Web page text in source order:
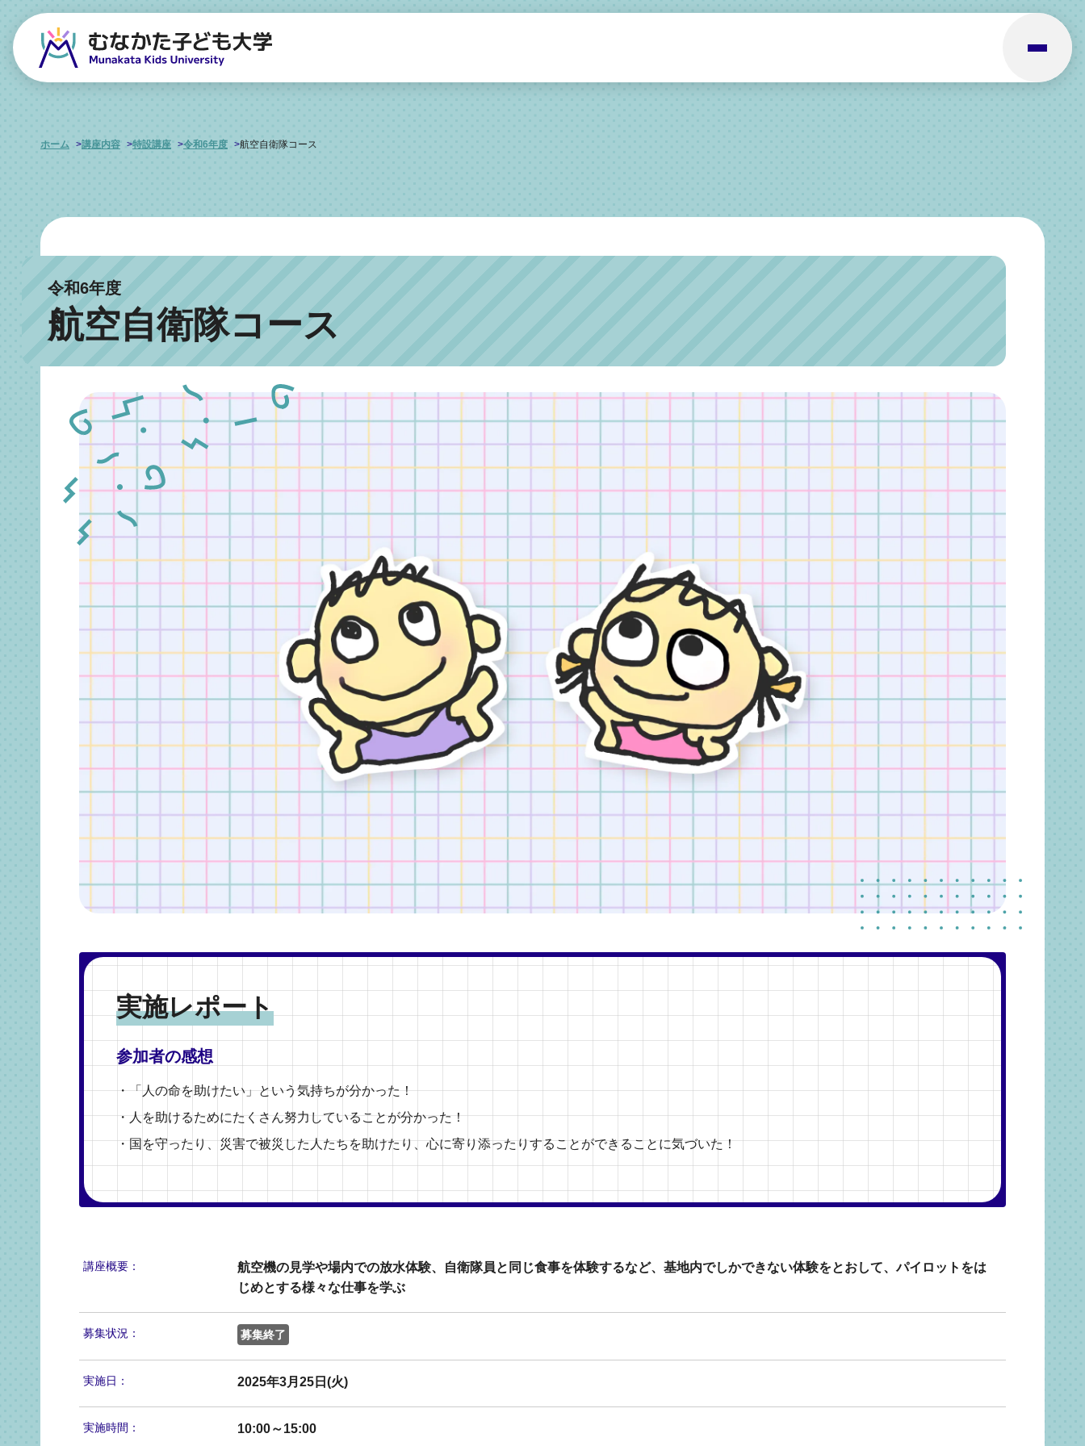
ホーム 講座内容 特設講座 令和6年度 航空自衛隊コース
令和6年度
航空自衛隊コース
実施レポート
参加者の感想
・「人の命を助けたい」という気持ちが分かった！
・人を助けるためにたくさん努力していることが分かった！
・国を守ったり、災害で被災した人たちを助けたり、心に寄り添ったりすることができることに気づいた！
講座概要：
航空機の見学や場内での放水体験、自衛隊員と同じ食事を体験するなど、基地内でしかできない体験をとおして、パイロットをは
じめとする様々な仕事を学ぶ
募集状況： 募集終了
実施日： 2025年3月25日(火)
実施時間： 10:00～15:00